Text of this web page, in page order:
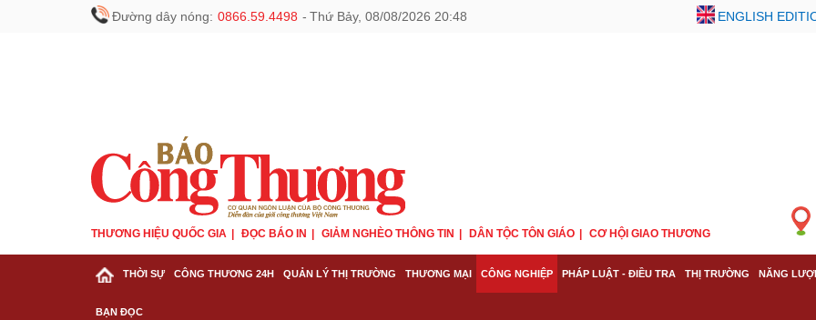
Đường dây nóng: 0866.59.4498 - Thứ Bảy, 08/08/2026 20:48 ENGLISH
THƯƠNG HIỆU QUỐC GIA ĐỌC BÁO IN GIẢM NGHÈO THÔNG TIN DÂN TỘC TÔN GIÁO CƠ HỘI GIAO THƯƠNG
THỜI SỰ CÔNG THƯƠNG 24H QUẢN LÝ THỊ TRƯỜNG THƯƠNG MẠI CÔNG NGHIỆP PHÁP LUẬT - ĐIỀU TRA THỊ TRƯỜNG NĂNG
BẠN ĐỌC